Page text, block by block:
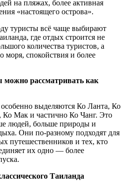
на пляжах, более активная
«настоящего острова».
туристы всё чаще выбирают
где отдых строится не
количества туристов, а
моря, спокойствия и более
можно рассматривать как
выделяются Ко Ланта, Ко
Мак и частично Ко Чанг. Это
людей, больше природы и
Они по-разному подходят для
путешественников и тех, кто
их одно — более
Таиланда